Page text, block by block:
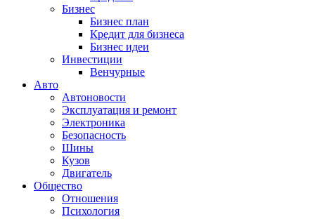
Бизнес
Бизнес план
Кредит для бизнеса
Бизнес идеи
Инвестиции
Венчурные
Авто
Автоновости
Эксплуатация и ремонт
Электроника
Безопасность
Шины
Кузов
Двигатель
Общество
Отношения
Психология